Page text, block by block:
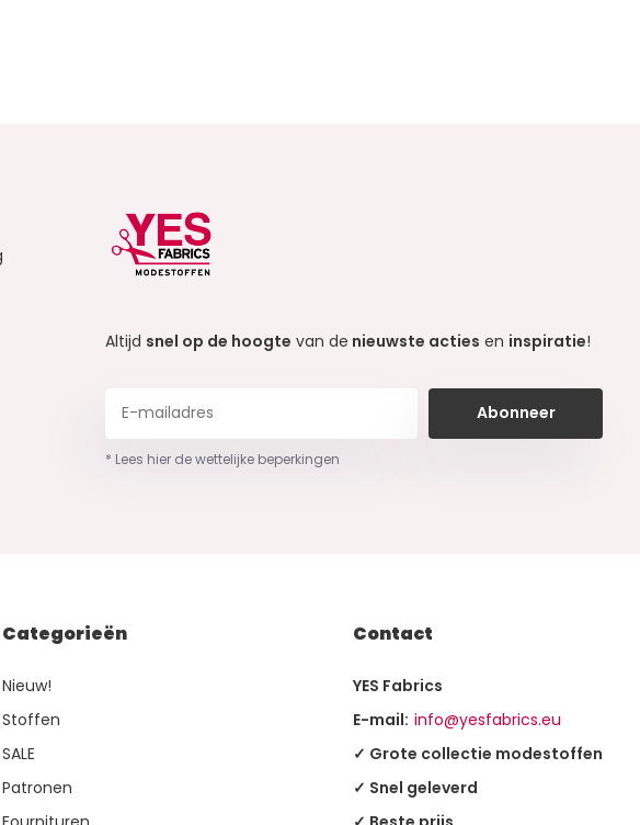
Altijd snel op de hoogte van de nieuwste acties en inspiratie!
Abonneer
* Lees hier de wettelijke beperkingen
Categorieën
Nieuw!
Stoffen
SALE
Patronen
Contact
YES Fabrics
E-mail: info@yesfabrics.eu
✓ Grote collectie modestoffen
✓ Snel geleverd